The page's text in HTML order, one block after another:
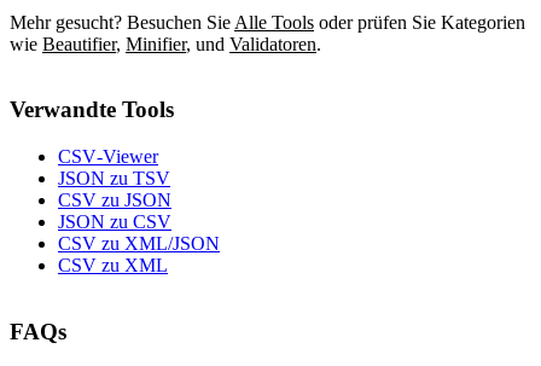
Mehr gesucht? Besuchen Sie Alle Tools oder prüfen Sie Kategorien
wie Beautifier, Minifier, und Validatoren.
Verwandte Tools
CSV‑Viewer
JSON zu TSV
CSV zu JSON
JSON zu CSV
CSV zu XML/JSON
CSV zu XML
FAQs